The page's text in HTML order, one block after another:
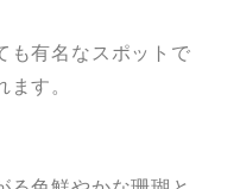
も有名なスポットで
す。